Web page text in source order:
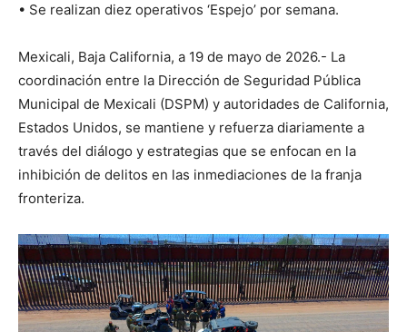
• Se realizan diez operativos ‘Espejo’ por semana.
Mexicali, Baja California, a 19 de mayo de 2026.- La
coordinación entre la Dirección de Seguridad Pública
Municipal de Mexicali (DSPM) y autoridades de California,
Estados Unidos, se mantiene y refuerza diariamente a
través del diálogo y estrategias que se enfocan en la
inhibición de delitos en las inmediaciones de la franja
fronteriza.